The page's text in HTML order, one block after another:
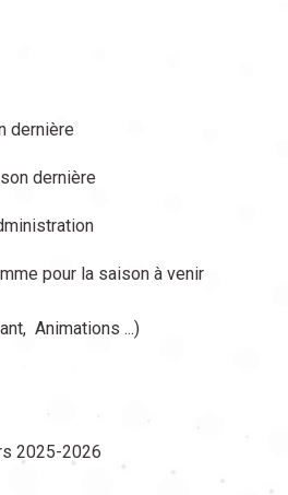
dernière
dernière
pour la saison à venir
Animations ...)
2025-2026